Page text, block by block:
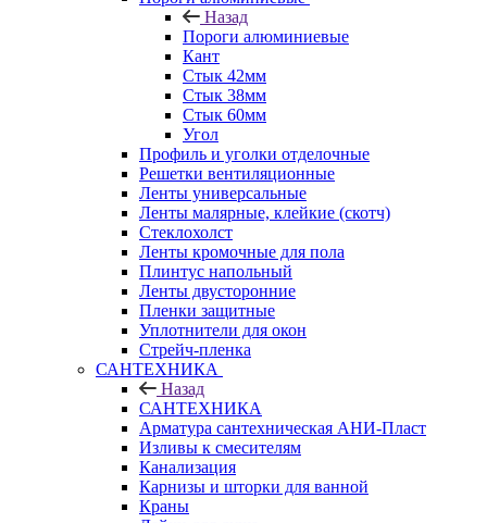
Назад
Пороги алюминиевые
Кант
Стык 42мм
Стык 38мм
Стык 60мм
Угол
Профиль и уголки отделочные
Решетки вентиляционные
Ленты универсальные
Ленты малярные, клейкие (скотч)
Стеклохолст
Ленты кромочные для пола
Плинтус напольный
Ленты двусторонние
Пленки защитные
Уплотнители для окон
Стрейч-пленка
САНТЕХНИКА
Назад
САНТЕХНИКА
Арматура сантехническая АНИ-Пласт
Изливы к смесителям
Канализация
Карнизы и шторки для ванной
Краны